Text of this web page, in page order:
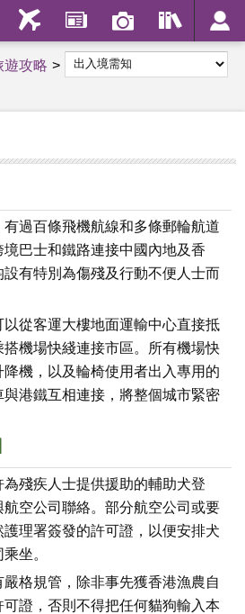
遊攻略
過百條飛機航線和多條郵輪航道
巴士和鐵路連接中國內地及香
有特別為傷殘及行動不便人士而
從客運大樓地面運輸中心直接抵
機場快綫連接市區。所有機場快
機，以及輪椅使用者出入專用的
港鐵互相連接，將整個城市緊密
殘疾人士提供援助的輔助犬登
空公司聯絡。部分航空公司或要
理署簽發的許可證，以便安排犬
坐。
格規管，除非事先獲香港漁農自
證，否則不得把任何貓狗輸入本